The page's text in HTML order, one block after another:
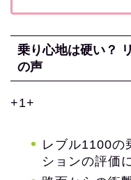
乗り心地は硬い？
の声
+1+
レブル1100の
ションの評価